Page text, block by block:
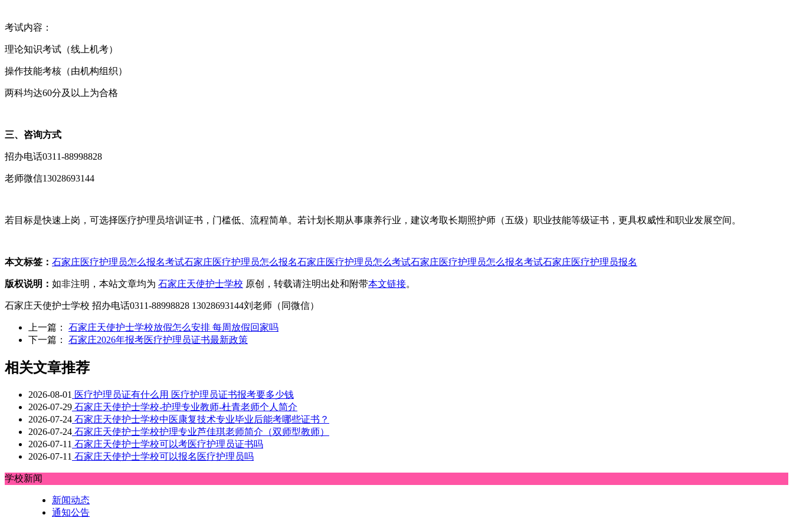
‌考试内容‌：
理论知识考试（线上机考）
操作技能考核（由机构组织）
两科均达60分及以上为合格 ‌‌
‌三、咨询方式‌
招办电话0311-88998828
老师微信13028693144
若目标是‌快速上岗‌，可选择‌医疗护理员培训证书‌，门槛低、流程简单。若计划‌长期从事康养行业‌，建议考取‌长期照护师（五级）职业技能等级证书‌，更具权威性和职业发展空间。
本文标签： 石家庄医疗护理员怎么报名考试石家庄医疗护理员怎么报名石家庄医疗护理员怎么考试石家庄医疗护理员怎么报名考试石家庄医疗护理员报名
版权说明： 如非注明，本站文章均为 石家庄天使护士学校 原创，转载请注明出处和附带本文链接。
石家庄天使护士学校 招办电话0311-88998828 13028693144刘老师（同微信）
上一篇： 石家庄天使护士学校放假怎么安排 每周放假回家吗
下一篇： 石家庄2026年报考医疗护理员证书最新政策
相关文章推荐
2026-08-01 医疗护理员证有什么用 医疗护理员证书报考要多少钱
2026-07-29 石家庄天使护士学校-护理专业教师-杜青老师个人简介
2026-07-24 石家庄天使护士学校中医康复技术专业毕业后能考哪些证书？
2026-07-24 石家庄天使护士学校护理专业芦佳琪老师简介（双师型教师）
2026-07-11 石家庄天使护士学校可以考医疗护理员证书吗
2026-07-11 石家庄天使护士学校可以报名医疗护理员吗
学校新闻
新闻动态
通知公告